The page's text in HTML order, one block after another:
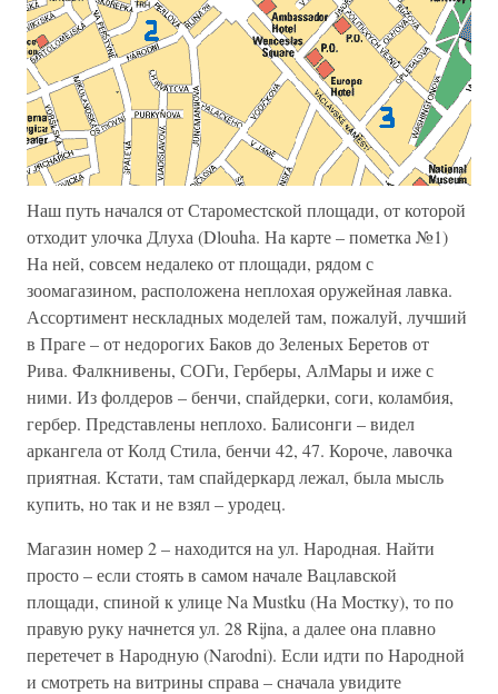
Наш путь начался от Староместской площади, от которой
отходит улочка Длуха (Dlouha. На карте – пометка №1)
На ней, совсем недалеко от площади, рядом с
зоомагазином, расположена неплохая оружейная лавка.
Ассортимент нескладных моделей там, пожалуй, лучший
в Праге – от недорогих Баков до Зеленых Беретов от
Рива. Фалкнивены, СОГи, Герберы, АлМары и иже с
ними. Из фолдеров – бенчи, спайдерки, соги, коламбия,
гербер. Представлены неплохо. Балисонги – видел
аркангела от Колд Стила, бенчи 42, 47. Короче, лавочка
приятная. Кстати, там спайдеркард лежал, была мысль
купить, но так и не взял – уродец.
Магазин номер 2 – находится на ул. Народная. Найти
просто – если стоять в самом начале Вацлавской
площади, спиной к улице Na Mustku (На Мостку), то по
правую руку начнется ул. 28 Rijna, а далее она плавно
перетечет в Народную (Narodni). Если идти по Народной
и смотреть на витрины справа – сначала увидите